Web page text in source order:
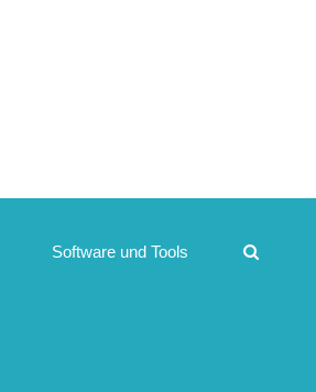
Software und Tools